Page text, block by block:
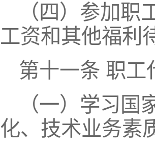
（四）参加
工资和其他福利
第十一条 职工
（一）学习
化、技术业务素